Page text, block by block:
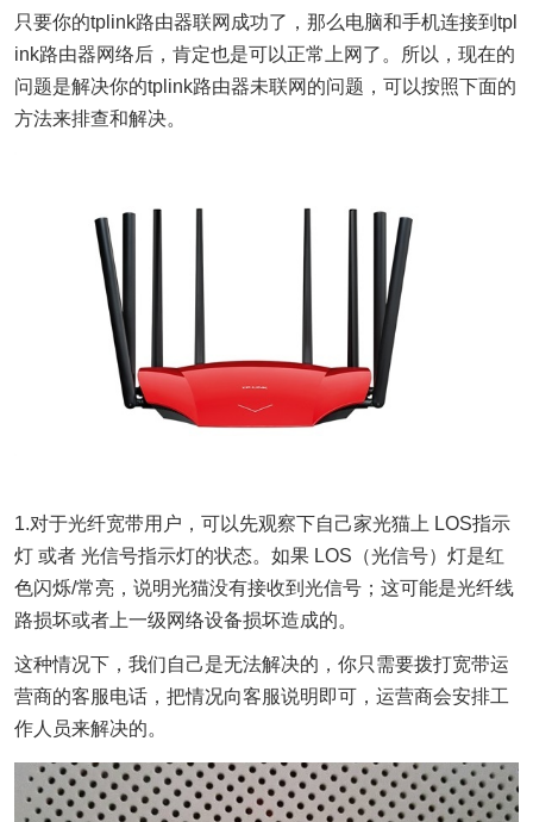
只要你的tplink路由器联网成功了，那么电脑和手机连接到tpl
ink路由器网络后，肯定也是可以正常上网了。所以，现在的
问题是解决你的tplink路由器未联网的问题，可以按照下面的
方法来排查和解决。
1.对于光纤宽带用户，可以先观察下自己家光猫上 LOS指示
灯 或者 光信号指示灯的状态。如果 LOS（光信号）灯是红
色闪烁/常亮，说明光猫没有接收到光信号；这可能是光纤线
路损坏或者上一级网络设备损坏造成的。
这种情况下，我们自己是无法解决的，你只需要拨打宽带运
营商的客服电话，把情况向客服说明即可，运营商会安排工
作人员来解决的。